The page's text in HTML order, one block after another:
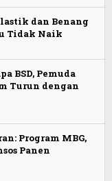
dan Benang
Tidak Naik
BSD, Pemuda
Turun dengan
Program MBG,
Panen